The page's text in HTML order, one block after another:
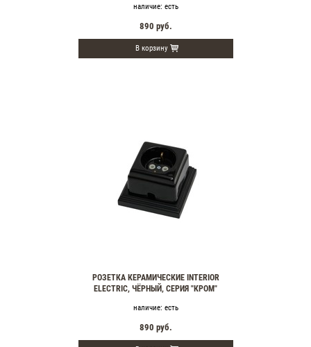
наличие: есть
890 руб.
В корзину
РОЗЕТКА КЕРАМИЧЕСКИЕ INTERIOR
ELECTRIC, ЧЁРНЫЙ, СЕРИЯ "КРОМ"
наличие: есть
890 руб.